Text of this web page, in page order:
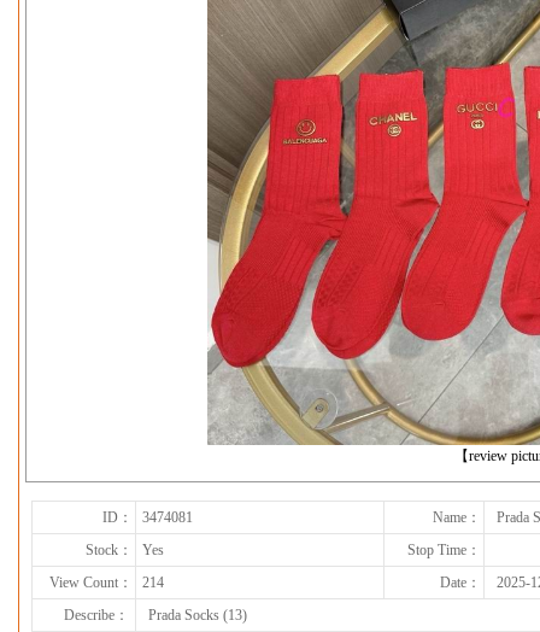
【review
下一张
ID： 3474081 Name：
Prada
Stock：
Yes
Stop Time：
View Count：
214 Date：
2025-
Describe：
Prada Socks (13)